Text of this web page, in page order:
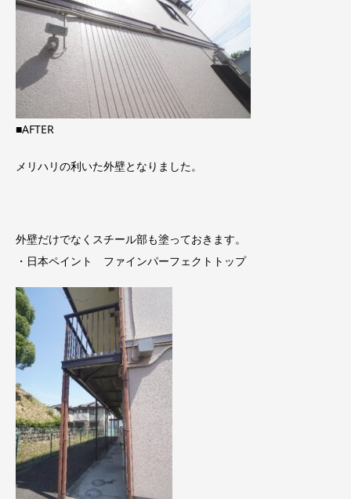
■AFTER
メリハリの利いた外壁となりました。
外壁だけでなくスチール部も塗っておきます。
・日本ペイント ファインパーフェクトトップ